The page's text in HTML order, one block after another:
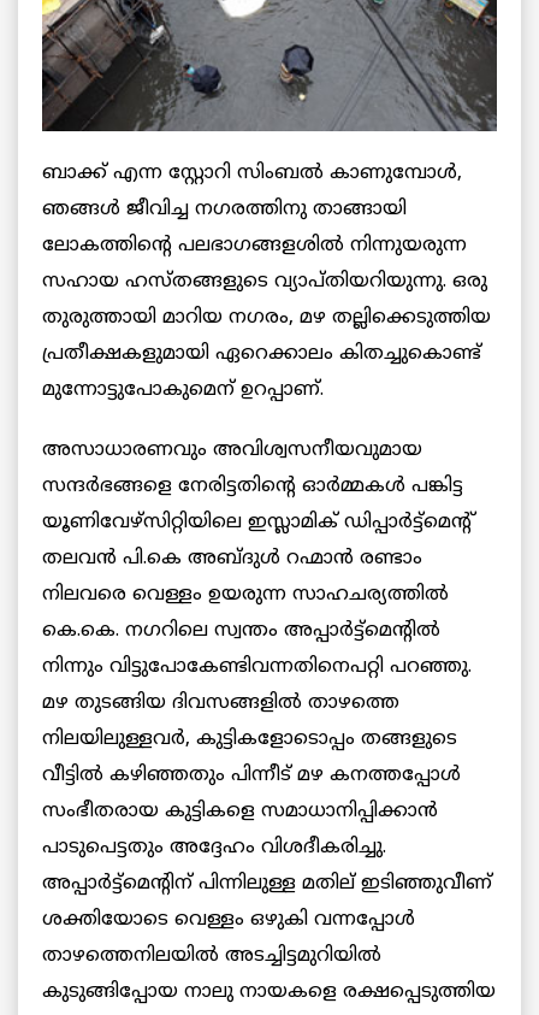
ബാക്ക് എന്ന സ്റ്റോറി സിംബല്‍ കാണുമ്പോള്‍,
ഞങ്ങള്‍ ജീവിച്ച നഗരത്തിനു താങ്ങായി
ലോകത്തിന്റെ പലഭാഗങ്ങളശില്‍ നിന്നുയരുന്ന
സഹായ ഹസ്തങ്ങളുടെ വ്യാപ്തിയറിയുന്നു. ഒരു
തുരുത്തായി മാറിയ നഗരം, മഴ തല്ലിക്കെടുത്തിയ
പ്രതീക്ഷകളുമായി ഏറെക്കാലം കിതച്ചുകൊണ്ട്
മുന്നോട്ടുപോകുമെന് ഉറപ്പാണ്.
അസാധാരണവും അവിശ്വസനീയവുമായ
സന്ദര്‍ഭങ്ങളെ നേരിട്ടതിന്റെ ഓര്‍മ്മകള്‍ പങ്കിട്ട
യൂണിവേഴ്‌സിറ്റിയിലെ ഇസ്ലാമിക് ഡിപ്പാര്‍ട്ട്‌മെന്റ്
തലവന്‍ പി.കെ അബ്ദുള്‍ റഹ്മാന്‍ രണ്ടാം
നിലവരെ വെള്ളം ഉയരുന്ന സാഹചര്യത്തില്‍
കെ.കെ. നഗറിലെ സ്വന്തം അപ്പാര്‍ട്ട്‌മെന്റില്‍
നിന്നും വിട്ടുപോകേണ്ടിവന്നതിനെപറ്റി പറഞ്ഞു.
മഴ തുടങ്ങിയ ദിവസങ്ങളില്‍ താഴത്തെ
നിലയിലുള്ളവര്‍, കുട്ടികളോടൊപ്പം തങ്ങളുടെ
വീട്ടില്‍ കഴിഞ്ഞതും പിന്നീട് മഴ കനത്തപ്പോള്‍
സംഭീതരായ കുട്ടികളെ സമാധാനിപ്പിക്കാന്‍
പാടുപെട്ടതും അദ്ദേഹം വിശദീകരിച്ചു.
അപ്പാര്‍ട്ട്‌മെന്റിന് പിന്നിലുള്ള മതില് ഇടിഞ്ഞുവീണ്
ശക്തിയോടെ വെള്ളം ഒഴുകി വന്നപ്പോള്‍
താഴത്തെനിലയില്‍ അടച്ചിട്ടമുറിയില്‍
കുടുങ്ങിപ്പോയ നാലു നായകളെ രക്ഷപ്പെടുത്തിയ